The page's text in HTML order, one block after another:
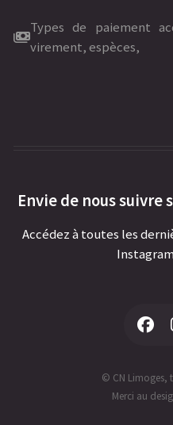
Types de paiement
virement, espèces,
Envie de nous suivre
Accédez à toutes les
© CN Limoges,
Merci au